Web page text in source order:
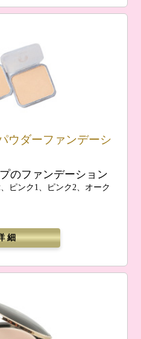
ウダーファンデーシ
のファンデーション
ピンク1、ピンク2、オーク
細